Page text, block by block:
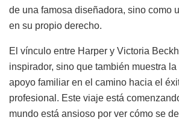
de una famosa diseñadora, sino como
en su propio derecho.
El vínculo entre Harper y Victoria
inspirador, sino que también muestra la
apoyo familiar en el camino hacia el
profesional. Este viaje está
mundo está ansioso por ver cómo se